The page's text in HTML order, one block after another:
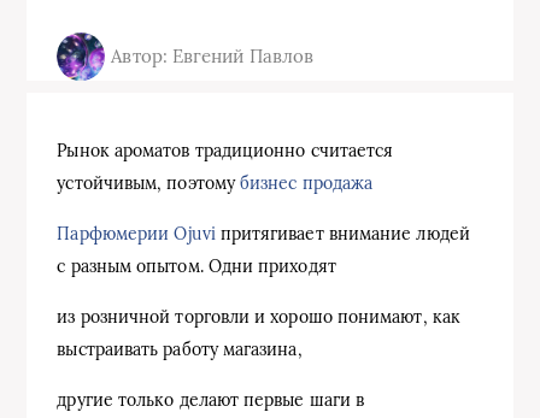
Автор: Евгений Павлов
Рынок ароматов традиционно считается
устойчивым, поэтомубизнес продажа
Парфюмерии Ojuvi притягивает внимание людей
с разным опытом. Одни приходят
из розничной торговли и хорошо понимают, как
выстраивать работу магазина,
другие только делают первые шаги в